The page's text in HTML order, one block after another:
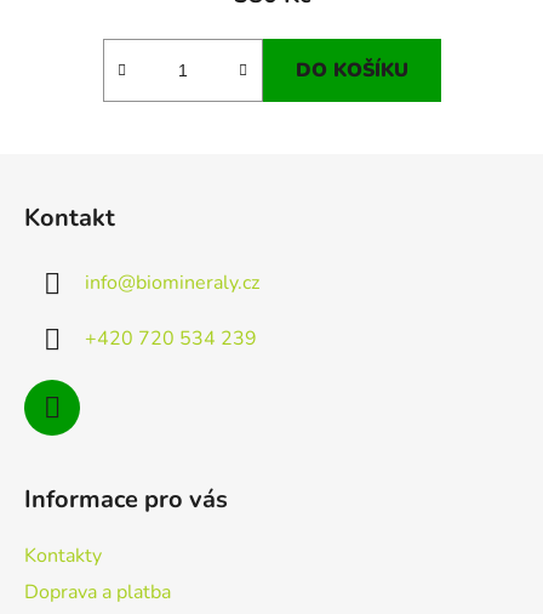
DO KOŠÍKU
Kontakt
info@biomineraly.cz
+420 720 534 239
Informace pro vás
Kontakty
Doprava a platba